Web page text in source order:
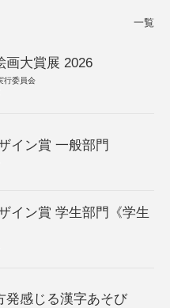
一覧
画大賞展 2026
行委員会
イン賞 一般部門
イン賞 学生部門《学生
発感じる漢字あそび